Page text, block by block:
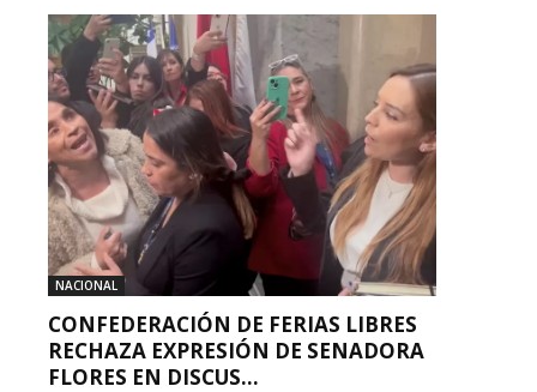
NACIONAL
CONFEDERACIÓN DE FERIAS LIBRES
RECHAZA EXPRESIÓN DE SENADORA
FLORES EN DISCUS...